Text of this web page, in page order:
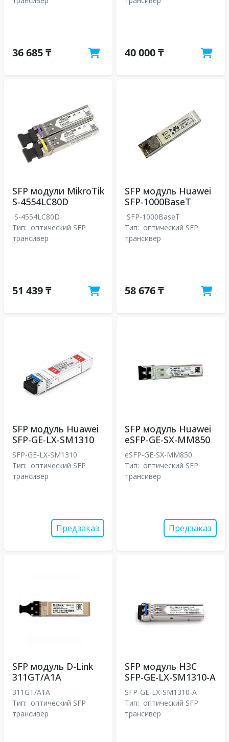
36 685 ₸ 40 000 ₸
SFP модули MikroTik
S-4554LC80D
S-4554LC80D
Тип: оптический SFP
трансивер
51 439 ₸
SFP модуль Huawei
SFP-1000BaseT
SFP-1000BaseT
Тип: оптический SFP
трансивер
58 676 ₸
SFP модуль Huawei
SFP-GE-LX-SM1310
SFP-GE-LX-SM1310
Тип: оптический SFP
трансивер
Предзаказ
SFP модуль Huawei
eSFP-GE-SX-MM850
eSFP-GE-SX-MM850
Тип: оптический SFP
трансивер
Предзаказ
SFP модуль D-Link
311GT/A1A
311GT/A1A
Тип: оптический SFP
трансивер
SFP модуль H3C
SFP-GE-LX-SM1310-A
SFP-GE-LX-SM1310-A
Тип: оптический SFP
трансивер